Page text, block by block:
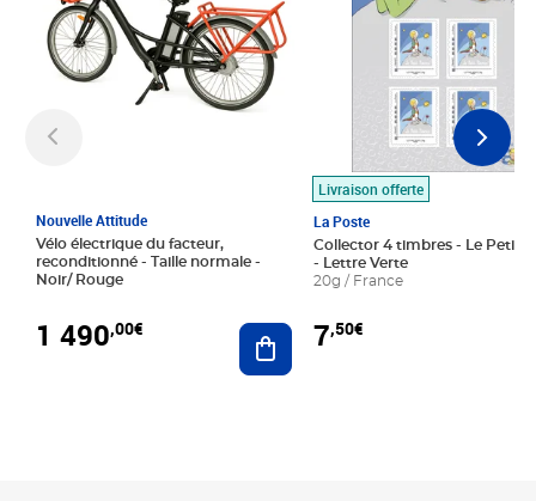
Nouvelle Attitude
Vélo électrique du facteur,
reconditionné - Taille normale -
Noir/ Rouge
1 490,00€ Ajouter au panier
Livraison offerte
La Poste
Collector 4 timbres - Le Petit
- Lettre Verte
20g / France
7,50€